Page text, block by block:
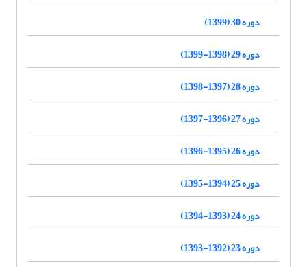
دوره 30 (1399)
دوره 29 (1398-1399)
دوره 28 (1397-1398)
دوره 27 (1396-1397)
دوره 26 (1395-1396)
دوره 25 (1394-1395)
دوره 24 (1393-1394)
دوره 23 (1392-1393)